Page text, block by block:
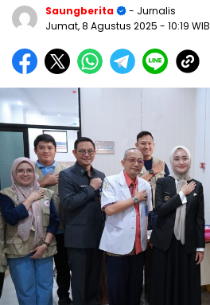
Saungberita
- Jurnalis
Jumat, 8 Agustus 2025 - 10:19 WIB